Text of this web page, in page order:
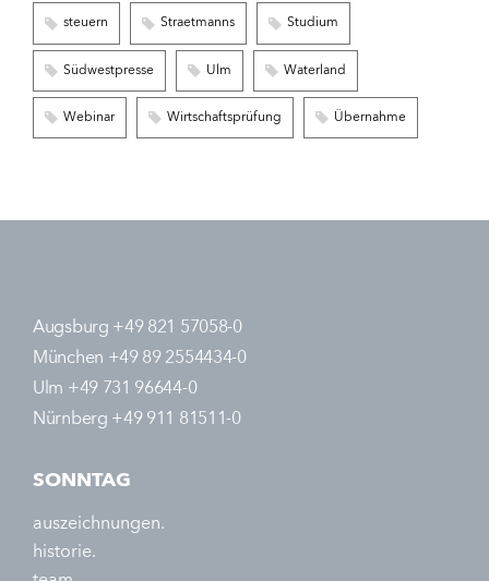
steuern Straetmanns Studium
Südwestpresse Ulm Waterland
Webinar Wirtschaftsprüfung Übernahme
Augsburg +49 821 57058-0
München +49 89 2554434-0
Ulm +49 731 96644-0
Nürnberg +49 911 81511-0
SONNTAG
auszeichnungen.
historie.